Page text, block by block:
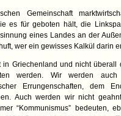
Gemeinschaft
es für geboten hält, die
eines Landes an der
wer ein gewisses Kalkül darin
Griechenland und nicht überall
werden. Wir werden auch
Errungenschaften, dem
Auch werden wir nicht
“Kommunismus” bedeuten,